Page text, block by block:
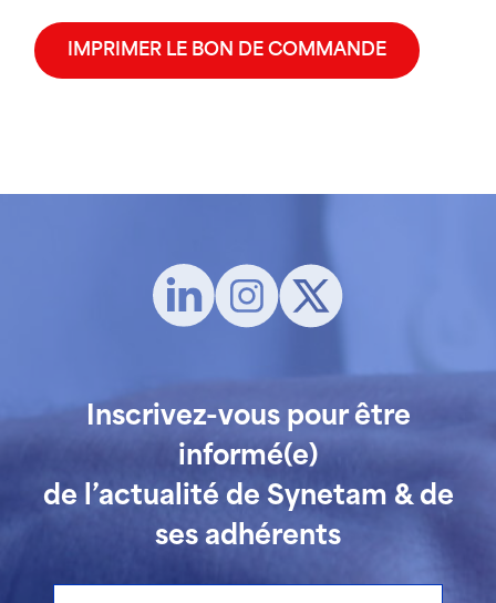
Inscrivez-vous pour être
informé(e)
de l’actualité de Synetam & de
ses adhérents